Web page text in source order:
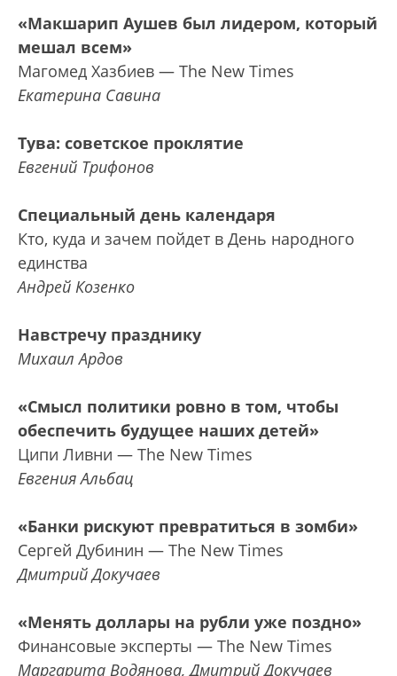
«Макшарип Аушев был лидером, который
мешал всем»
Магомед Хазбиев — The New Times
Екатерина Савина
Тува: советское проклятие
Евгений Трифонов
Специальный день календаря
Кто, куда и зачем пойдет в День народного
единства
Андрей Козенко
Навстречу празднику
Михаил Ардов
«Смысл политики ровно в том, чтобы
обеспечить будущее наших детей»
Ципи Ливни — The New Times
Евгения Альбац
«Банки рискуют превратиться в зомби»
Сергей Дубинин — The New Times
Дмитрий Докучаев
«Менять доллары на рубли уже поздно»
Финансовые эксперты — The New Times
Маргарита Водянова, Дмитрий Докучаев